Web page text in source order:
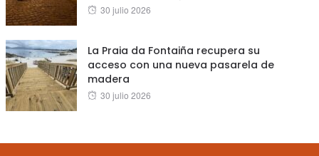
Posted
30 julio 2026
La Praia da Fontaiña recupera su
acceso con una nueva pasarela de
madera
Posted
30 julio 2026